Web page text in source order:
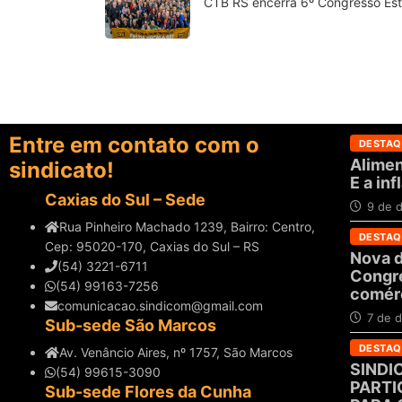
Entre em contato com o
sindicato!
Caxias do Sul – Sede
Rua Pinheiro Machado 1239, Bairro: Centro,
Cep: 95020-170, Caxias do Sul – RS
(54) 3221-6711
(54) 99163-7256
comunicacao.sindicom@gmail.com
Sub-sede São Marcos
Av. Venâncio Aires, nº 1757, São Marcos
(54) 99615-3090
Sub-sede Flores da Cunha
E a
9 de
Nova
7 de